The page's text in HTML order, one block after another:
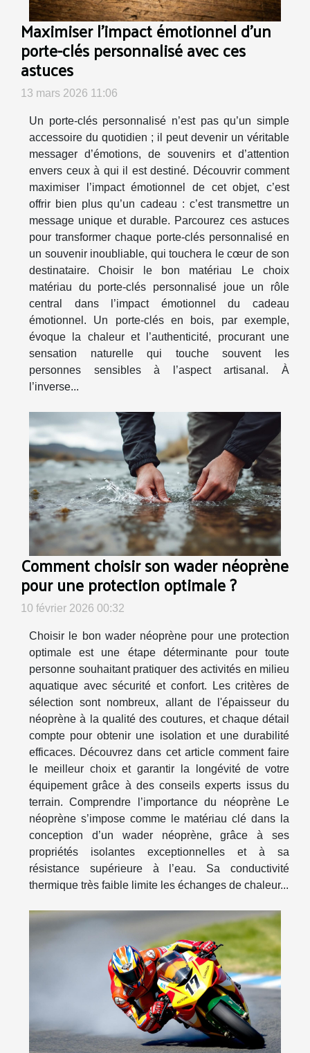
Maximiser l'impact émotionnel d'un
porte-clés personnalisé avec ces
astuces
13 mars 2026 11:06
Un porte-clés personnalisé n’est pas qu’un simple
accessoire du quotidien ; il peut devenir un véritable
messager d’émotions, de souvenirs et d’attention
envers ceux à qui il est destiné. Découvrir comment
maximiser l’impact émotionnel de cet objet, c’est
offrir bien plus qu’un cadeau : c’est transmettre un
message unique et durable. Parcourez ces astuces
pour transformer chaque porte-clés personnalisé en
un souvenir inoubliable, qui touchera le cœur de son
destinataire. Choisir le bon matériau Le choix
matériau du porte-clés personnalisé joue un rôle
central dans l’impact émotionnel du cadeau
émotionnel. Un porte-clés en bois, par exemple,
évoque la chaleur et l’authenticité, procurant une
sensation naturelle qui touche souvent les
personnes sensibles à l’aspect artisanal. À
l’inverse...
Comment choisir son wader néoprène
pour une protection optimale ?
10 février 2026 00:32
Choisir le bon wader néoprène pour une protection
optimale est une étape déterminante pour toute
personne souhaitant pratiquer des activités en milieu
aquatique avec sécurité et confort. Les critères de
sélection sont nombreux, allant de l'épaisseur du
néoprène à la qualité des coutures, et chaque détail
compte pour obtenir une isolation et une durabilité
efficaces. Découvrez dans cet article comment faire
le meilleur choix et garantir la longévité de votre
équipement grâce à des conseils experts issus du
terrain. Comprendre l’importance du néoprène Le
néoprène s’impose comme le matériau clé dans la
conception d’un wader néoprène, grâce à ses
propriétés isolantes exceptionnelles et à sa
résistance supérieure à l’eau. Sa conductivité
thermique très faible limite les échanges de chaleur...